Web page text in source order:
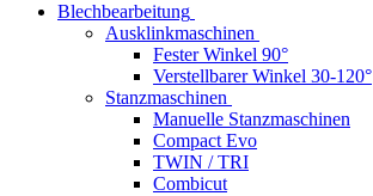
Blechbearbeitung
Ausklinkmaschinen
Fester Winkel 90°
Verstellbarer Winkel 30-120°
Stanzmaschinen
Manuelle Stanzmaschinen
Compact Evo
TWIN / TRI
Combicut